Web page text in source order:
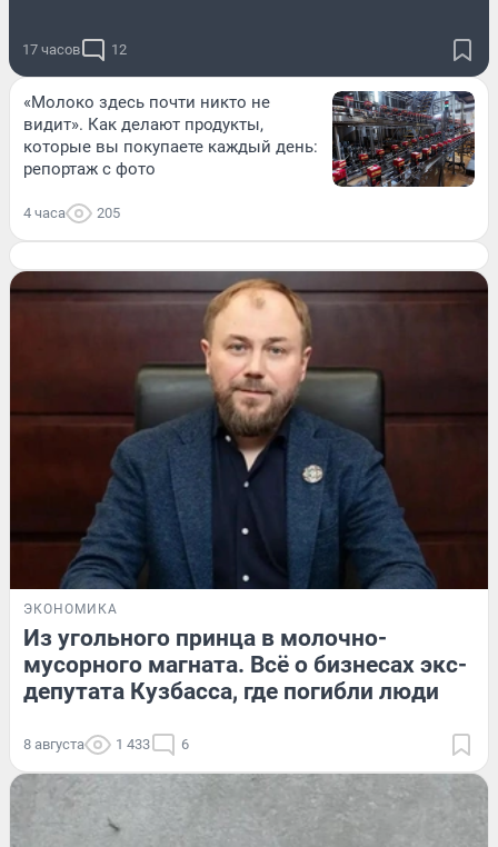
17 часов 12
«Молоко здесь почти никто не
видит». Как делают продукты,
которые вы покупаете каждый день:
репортаж с фото
4 часа 205
ЭКОНОМИКА
Из угольного принца в молочно-
мусорного магната. Всё о бизнесах экс-
депутата Кузбасса, где погибли люди
8 августа 1 433 6